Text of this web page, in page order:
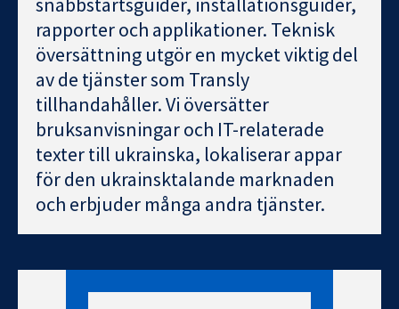
rapporter och applikationer. Teknisk
översättning utgör en mycket viktig del
av de tjänster som Transly
tillhandahåller. Vi översätter
bruksanvisningar och IT-relaterade
texter till ukrainska, lokaliserar appar
för den ukrainsktalande marknaden
och erbjuder många andra tjänster.